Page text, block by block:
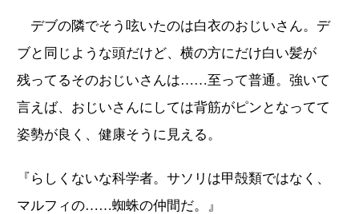
デブの隣でそう呟いたのは白衣のおじいさん。デ
ブと同じような頭だけど、横の方にだけ白い髪が
残ってるそのおじいさんは……至って普通。強いて
言えば、おじいさんにしては背筋がピンとなってて
姿勢が良く、健康そうに見える。
『らしくないな科学者。サソリは甲殻類ではなく、
マルフィの……蜘蛛の仲間だ。』